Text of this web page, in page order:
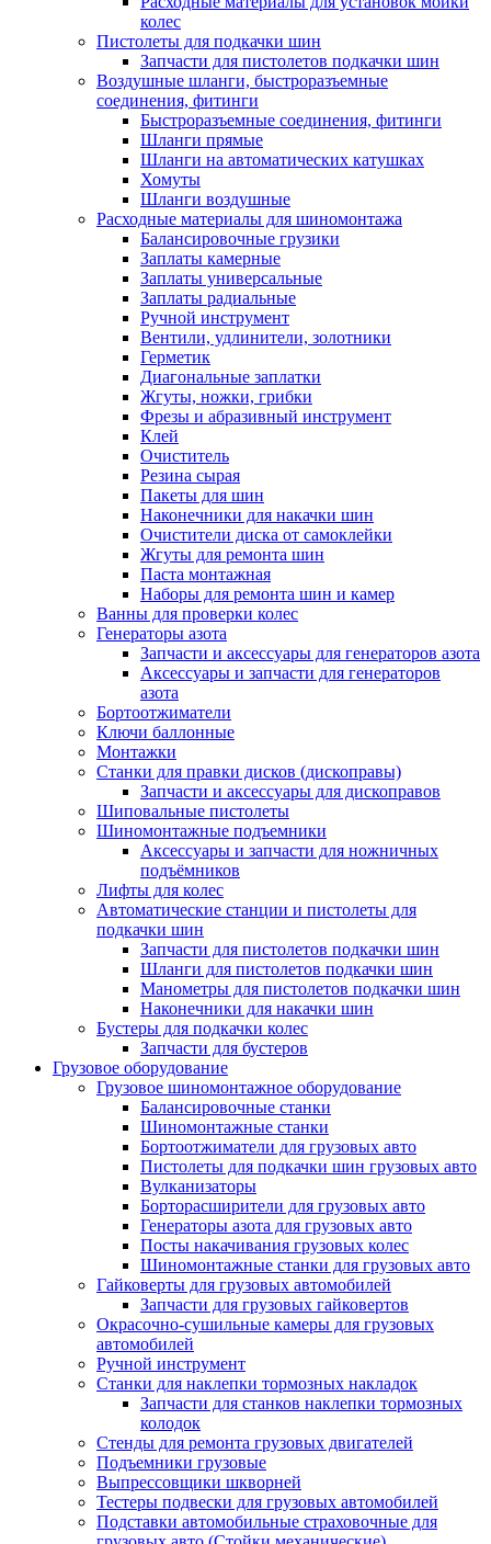
колес
Пистолеты для подкачки шин
Запчасти для пистолетов подкачки шин
Воздушные шланги, быстроразъемные
соединения, фитинги
Быстроразъемные соединения, фитинги
Шланги прямые
Шланги на автоматических катушках
Хомуты
Шланги воздушные
Расходные материалы для шиномонтажа
Балансировочные грузики
Заплаты камерные
Заплаты универсальные
Заплаты радиальные
Ручной инструмент
Вентили, удлинители, золотники
Герметик
Диагональные заплатки
Жгуты, ножки, грибки
Фрезы и абразивный инструмент
Клей
Очиститель
Резина сырая
Пакеты для шин
Наконечники для накачки шин
Очистители диска от самоклейки
Жгуты для ремонта шин
Паста монтажная
Наборы для ремонта шин и камер
Ванны для проверки колес
Генераторы азота
Запчасти и аксессуары для генераторов азота
Аксессуары и запчасти для генераторов
азота
Бортоотжиматели
Ключи баллонные
Монтажки
Станки для правки дисков (дископравы)
Запчасти и аксессуары для дископравов
Шиповальные пистолеты
Шиномонтажные подъемники
Аксессуары и запчасти для ножничных
подъёмников
Лифты для колес
Автоматические станции и пистолеты для
подкачки шин
Запчасти для пистолетов подкачки шин
Шланги для пистолетов подкачки шин
Манометры для пистолетов подкачки шин
Наконечники для накачки шин
Бустеры для подкачки колес
Запчасти для бустеров
Грузовое оборудование
Грузовое шиномонтажное оборудование
Балансировочные станки
Шиномонтажные станки
Бортоотжиматели для грузовых авто
Пистолеты для подкачки шин грузовых авто
Вулканизаторы
Борторасширители для грузовых авто
Генераторы азота для грузовых авто
Посты накачивания грузовых колес
Шиномонтажные станки для грузовых авто
Гайковерты для грузовых автомобилей
Запчасти для грузовых гайковертов
Окрасочно-сушильные камеры для грузовых
автомобилей
Ручной инструмент
Станки для наклепки тормозных накладок
Запчасти для станков наклепки тормозных
колодок
Стенды для ремонта грузовых двигателей
Подъемники грузовые
Выпрессовщики шкворней
Тестеры подвески для грузовых автомобилей
Подставки автомобильные страховочные для